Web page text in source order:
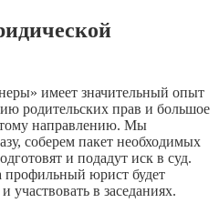
имеет значительный опыт
родительских прав и большое
направлению. Мы
соберем пакет необходимых
и подадут иск в суд.
профильный юрист будет
участвовать в заседаниях.